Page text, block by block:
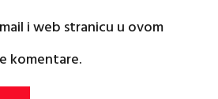
i web stranicu u ovom
komentare.